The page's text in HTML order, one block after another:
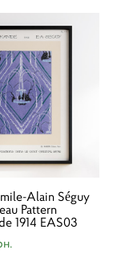
Alain Séguy
Pattern
1914 EAS03